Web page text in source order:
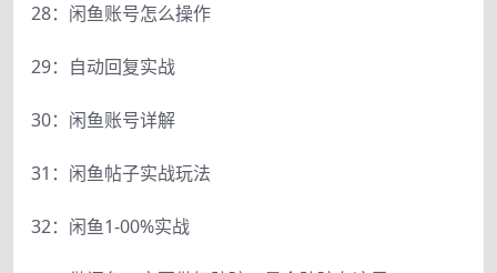
28：闲鱼账号怎么操作
29：自动回复实战
30：闲鱼账号详解
31：闲鱼帖子实战玩法
32：闲鱼1-00%实战